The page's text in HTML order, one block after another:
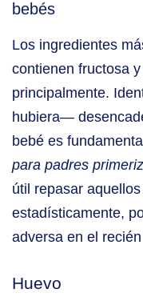
bebés
Los ingredientes
contienen fructosa
principalmente.
hubiera—
bebé es
para padres
útil repasar
estadísticamente,
adversa en el
Huevo